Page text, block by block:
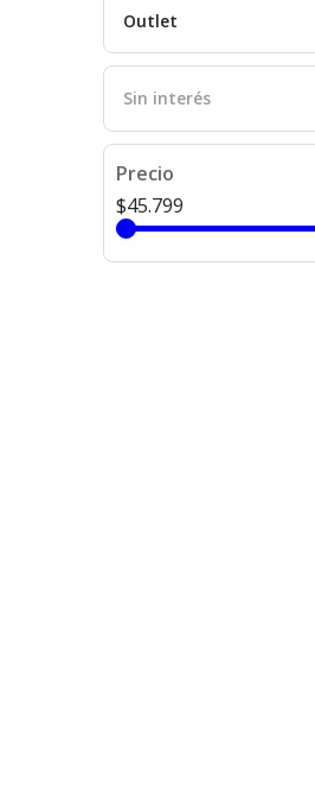
Outlet
Sin interés
Precio
$45.799